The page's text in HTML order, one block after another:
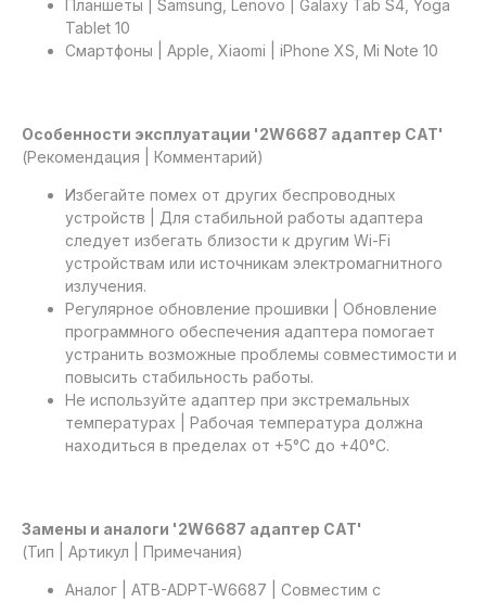
Планшеты | Samsung, Lenovo | Galaxy Tab S4, Yoga
Tablet 10
Смартфоны | Apple, Xiaomi | iPhone XS, Mi Note 10
Особенности эксплуатации '2W6687 адаптер САТ'
(Рекомендация | Комментарий)
Избегайте помех от других беспроводных
устройств | Для стабильной работы адаптера
следует избегать близости к другим Wi-Fi
устройствам или источникам электромагнитного
излучения.
Регулярное обновление прошивки | Обновление
программного обеспечения адаптера помогает
устранить возможные проблемы совместимости и
повысить стабильность работы.
Не используйте адаптер при экстремальных
температурах | Рабочая температура должна
находиться в пределах от +5°C до +40°C.
Замены и аналоги '2W6687 адаптер САТ'
(Тип | Артикул | Примечания)
Аналог | ATB-ADPT-W6687 | Совместим с